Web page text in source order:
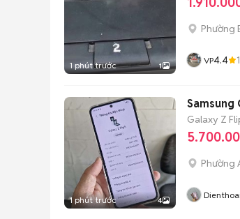
1 phút trước 1
Phường
VP4.4
1 phút trước 4
Samsung
Galaxy Z
Phường